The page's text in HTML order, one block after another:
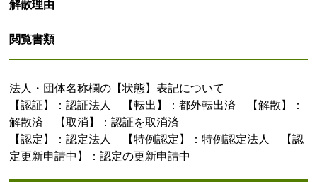
解散理由
閲覧書類
法人・団体名称欄の【状態】表記について
【認証】：認証法人 【転出】：都外転出済 【解散】：
解散済 【取消】：認証を取消済
【認定】：認定法人 【特例認定】：特例認定法人 【認
定更新申請中】：認定の更新申請中